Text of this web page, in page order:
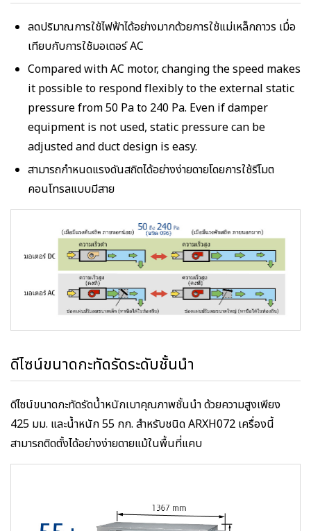
ลดปริมาณการใช้ไฟฟ้าได้อย่างมากด้วยการใช้แม่เหล็กถาวร เมื่อ
เทียบกับการใช้มอเตอร์ AC
Compared with AC motor, changing the speed makes
it possible to respond flexibly to the external static
pressure from 50 Pa to 240 Pa. Even if damper
equipment is not used, static pressure can be
adjusted and duct design is easy.
สามารถกำหนดแรงดันสถิตได้อย่างง่ายดายโดยการใช้รีโมต
คอนโทรลแบบมีสาย
ดีไซน์ขนาดกะทัดรัดระดับชั้นนำ
ดีไซน์ขนาดกะทัดรัดน้ำหนักเบาคุณภาพชั้นนำ ด้วยความสูงเพียง
425 มม. และน้ำหนัก 55 กก. สำหรับชนิด ARXH072 เครื่องนี้
สามารถติดตั้งได้อย่างง่ายดายแม้ในพื้นที่แคบ